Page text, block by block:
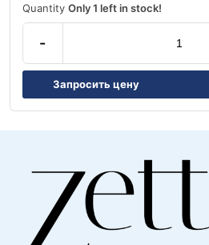
Quantity Only 1 left in stock!
-
Запросить цену